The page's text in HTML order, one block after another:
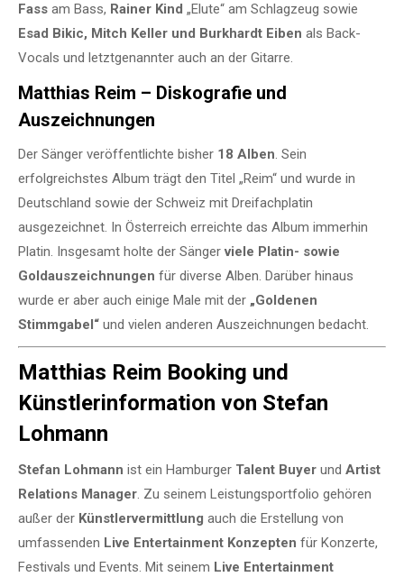
Fass am Bass, Rainer Kind „Elute“ am Schlagzeug sowie
Esad Bikic, Mitch Keller und Burkhardt Eiben als Back-
Vocals und letztgenannter auch an der Gitarre.
Matthias Reim – Diskografie und
Auszeichnungen
Der Sänger veröffentlichte bisher 18 Alben. Sein
erfolgreichstes Album trägt den Titel „Reim“ und wurde in
Deutschland sowie der Schweiz mit Dreifachplatin
ausgezeichnet. In Österreich erreichte das Album immerhin
Platin. Insgesamt holte der Sängerviele Platin- sowie
Goldauszeichnungen für diverse Alben. Darüber hinaus
wurde er aber auch einige Male mit der „Goldenen
Stimmgabel“ und vielen anderen Auszeichnungen bedacht.
Matthias Reim Booking und
Künstlerinformation von Stefan
Lohmann
Stefan Lohmann ist ein Hamburger Talent Buyer und Artist
Relations Manager. Zu seinem Leistungsportfolio gehören
außer der Künstlervermittlung auch die Erstellung von
umfassenden Live Entertainment Konzepten für Konzerte,
Festivals und Events. Mit seinem Live Entertainment